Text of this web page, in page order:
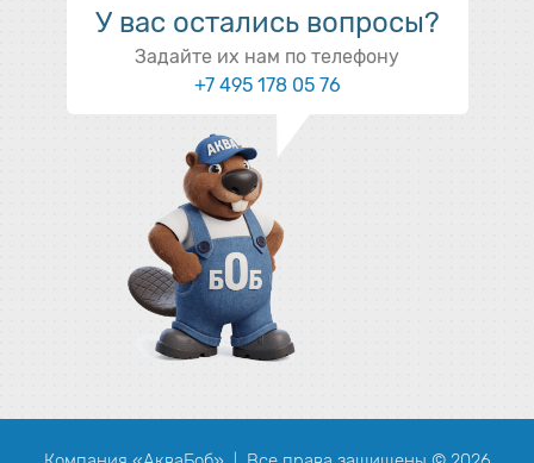
У вас остались вопросы?
Задайте их нам по телефону
+7 495 178 05 76